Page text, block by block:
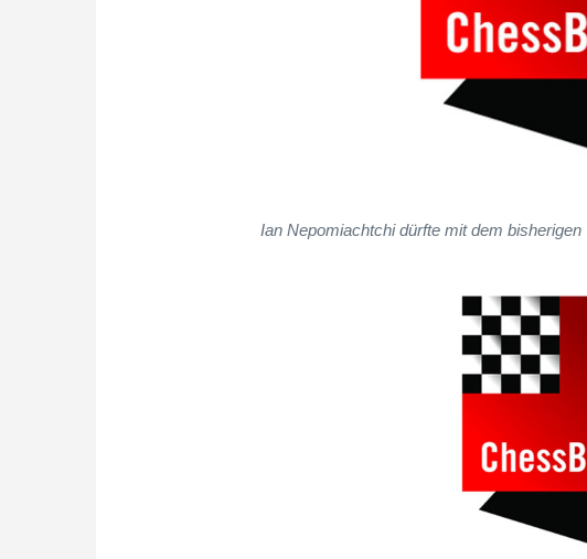
Ian Nepomiachtchi dürfte mit dem